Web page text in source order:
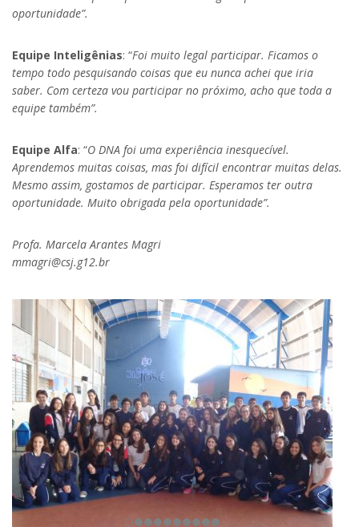
oportunidade”.
Equipe Inteligênias: “Foi muito legal participar. Ficamos o
tempo todo pesquisando coisas que eu nunca achei que iria
saber. Com certeza vou participar no próximo, acho que toda a
equipe também”.
Equipe Alfa: “O DNA foi uma experiência inesquecível.
Aprendemos muitas coisas, mas foi difícil encontrar muitas delas.
Mesmo assim, gostamos de participar. Esperamos ter outra
oportunidade. Muito obrigada pela oportunidade”.
Profa. Marcela Arantes Magri
mmagri@csj.g12.br